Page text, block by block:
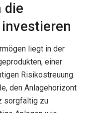
die
liegt in der
einer
Risikostreuung.
den Anlagehorizont
sorgfältig zu